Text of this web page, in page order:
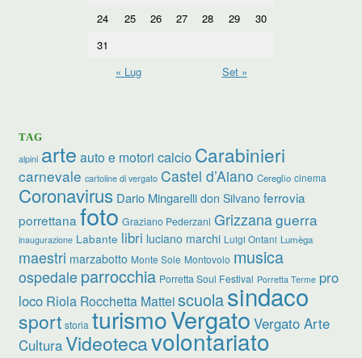
24
25 26 27 28 29
30
31
« Lug
Set »
TAG
alpini arte auto e motori calcio Carabinieri
carnevale cartoline di vergato Castel d’Aiano Cereglio cinema
Coronavirus Dario Mingarelli don Silvano ferrovia
porrettana foto Graziano Pederzani Grizzanaguerra
inaugurazione Labante libri luciano marchi Luigi Ontani Lumèga
maestri marzabotto Monte Sole Montovolo musica
ospedale parrocchia Porretta Soul Festival Porretta Terme pro
loco Riola Rocchetta Matteiscuolasindaco
sport storia turismoVergato Vergato Arte
CulturaVideotecavolontariato